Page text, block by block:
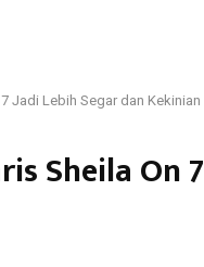
Jadi Lebih Segar dan Kekinian
Sheila On 7